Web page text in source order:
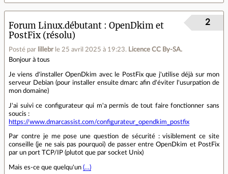
Forum Linux.débutant
OpenDkim et
PostFix (résolu)
Posté par lillebr le 25 avril 2025 à 19:23. Licence CC By‑SA.
2
Bonjour à tous
Je viens d'installer OpenDkim avec le PostFix que j'utilise déjà sur mon
serveur Debian (pour installer ensuite dmarc afin d'éviter l'usurpation de
mon domaine)
J'ai suivi ce configurateur qui m'a permis de tout faire fonctionner sans
soucis :
https://www.dmarcassist.com/configurateur_opendkim_postfix
Par contre je me pose une question de sécurité : visiblement ce site
conseille (je ne sais pas pourquoi) de passer entre OpenDkim et PostFix
par un port TCP/IP (plutot que par socket Unix)
Mais es-ce que quelqu'un (…)